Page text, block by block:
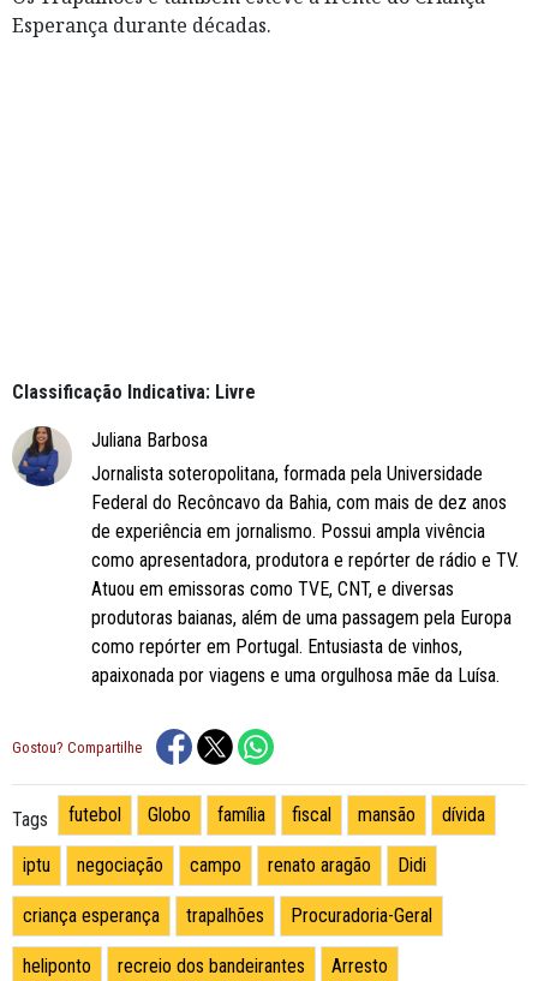
Esperança durante décadas.
Classificação Indicativa: Livre
Juliana Barbosa
Jornalista soteropolitana, formada pela Universidade
Federal do Recôncavo da Bahia, com mais de dez anos
de experiência em jornalismo. Possui ampla vivência
como apresentadora, produtora e repórter de rádio e TV.
Atuou em emissoras como TVE, CNT, e diversas
produtoras baianas, além de uma passagem pela Europa
como repórter em Portugal. Entusiasta de vinhos,
apaixonada por viagens e uma orgulhosa mãe da Luísa.
Gostou? Compartilhe
Tags futebol Globo família fiscal mansão dívida
iptu negociação campo renato aragão Didi
criança esperança trapalhões Procuradoria-Geral
heliponto recreio dos bandeirantes Arresto